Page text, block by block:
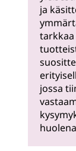
ja
jossa